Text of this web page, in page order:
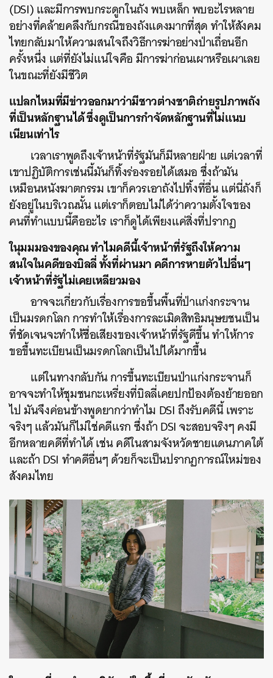
(DSI) และมีการพบกระดูกในถัง พบเหล็ก พบอะไรหลาย
อย่างที่คล้ายคลึงกับกรณีของถังแดงมากที่สุด ทำให้สังคม
ไทยกลับมาให้ความสนใจถึงวิธีการฆ่าอย่างป่าเถื่อนอีก
ครั้งหนึ่ง แต่ที่ยังไม่แน่ใจคือ มีการฆ่าก่อนเผาหรือเผาเลย
ในขณะที่ยังมีชีวิต
แปลกไหมที่มีข่าวออกมาว่ามีชาวต่างชาติถ่ายรูปภาพถัง
ที่เป็นหลักฐานได้ ซึ่งดูเป็นการกำจัดหลักฐานที่ไม่แนบ
เนียนเท่าไร
เวลาเราพูดถึงเจ้าหน้าที่รัฐมันก็มีหลายฝ่าย แต่เวลาที่
เขาปฏิบัติการเช่นนี้มันก็ทิ้งร่องรอยได้เสมอ ซึ่งถ้ามัน
เหมือนหนังฆาตกรรม เขาก็ควรเอาถังไปทิ้งที่อื่น แต่นี่ถังก็
ยังอยู่ในบริเวณนั้น แต่เราก็ตอบไม่ได้ว่าความตั้งใจของ
คนที่ทำแบบนี้คืออะไร เราก็ดูได้เพียงแค่สิ่งที่ปรากฏ
ในุมมมองของคุณ ทำไมคดีนี้เจ้าหน้าที่รัฐถึงให้ความ
สนใจในคดีของบิลลี่ ทั้งที่ผ่านมา คดีการหายตัวไปอื่นๆ
เจ้าหน้าที่รัฐไม่เคยเหลียวมอง
อาจจะเกี่ยวกับเรื่องการขอขึ้นพื้นที่ป่าแก่งกระจาน
เป็นมรดกโลก การทำให้เรื่องการละเมิดสิทธิมนุษยชนเป็น
ที่ชัดเจนจะทำให้ชื่อเสียงของเจ้าหน้าที่รัฐดีขึ้น ทำให้การ
ขอขึ้นทะเบียนเป็นมรดกโลกเป็นไปได้มากขึ้น
แต่ในทางกลับกัน การขึ้นทะเบียนป่าแก่งกระจานก็
อาจจะทำให้ชุมชนกะเหรี่ยงที่บิลลี่เคยปกป้องต้องย้ายออก
ไป มันจึงค่อนข้างพูดยากว่าทำไม DSI ถึงรับคดีนี้ เพราะ
จริงๆ แล้วมันก็ไม่ใช่คดีแรก ซึ่งถ้า DSI จะสอบจริงๆ คงมี
อีกหลายคดีที่ทำได้ เช่น คดีในสามจังหวัดชายแดนภาคใต้
และถ้า DSI ทำคดีอื่นๆ ด้วยก็จะเป็นปรากฏการณ์ใหม่ของ
สังคมไทย